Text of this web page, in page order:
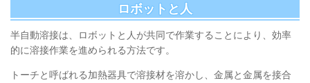
ロボットと人
半自動溶接は、ロボットと人が共同で作業することにより、効率
的に溶接作業を進められる方法です。
トーチと呼ばれる加熱器具で溶接材を溶かし、金属と金属を接合